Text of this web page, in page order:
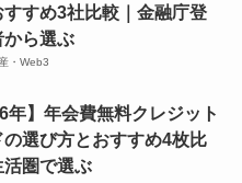
すすめ3社比較｜金融庁登
から選ぶ
・Web3
年】年会費無料クレジット
の選び方とおすすめ4枚比
活圏で選ぶ